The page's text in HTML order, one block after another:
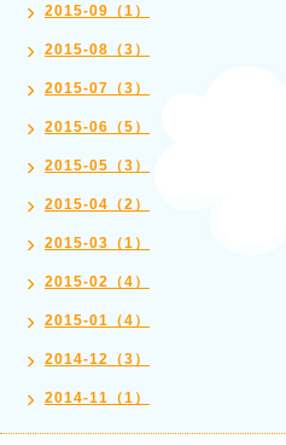
2015-09（1）
2015-08（3）
2015-07（3）
2015-06（5）
2015-05（3）
2015-04（2）
2015-03（1）
2015-02（4）
2015-01（4）
2014-12（3）
2014-11（1）